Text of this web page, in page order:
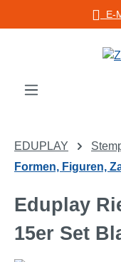
Zum Hauptinhalt E-
EDUPLAY
Formen, Figuren,
Eduplay
15er Set